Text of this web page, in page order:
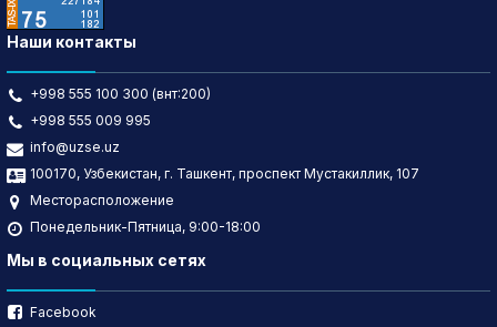
Наши контакты
+998 555 100 300 (внт:200)
+998 555 009 995
info@uzse.uz
100170, Узбекистан, г. Ташкент, проспект Мустакиллик, 107
Месторасположение
Понедельник-Пятница, 9:00-18:00
Мы в социальных сетях
Facebook